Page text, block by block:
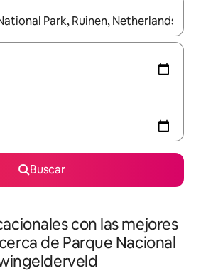
estén disponibles, navega con las
Buscar
con las mejores
de Parque Nacional